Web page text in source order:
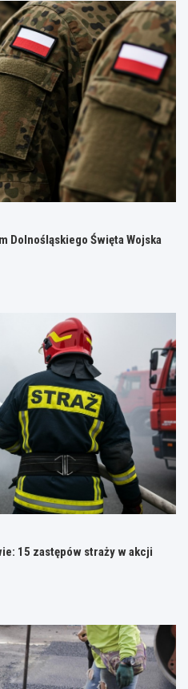
Dolnośląskiego Święta Wojska
15 zastępów straży w akcji